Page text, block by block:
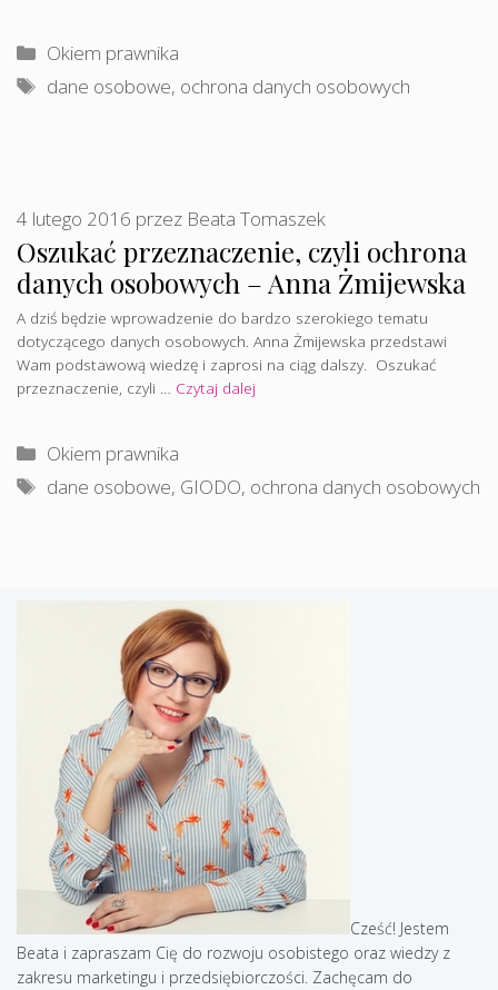
Kategorie
Okiem prawnika
Tagi
dane osobowe, ochrona danych osobowych
Oszukać przeznaczenie, czyli ochrona
danych osobowych – Anna Żmijewska
4 lutego 2016 przez Beata Tomaszek
A dziś będzie wprowadzenie do bardzo szerokiego tematu
dotyczącego danych osobowych. Anna Żmijewska przedstawi
Wam podstawową wiedzę i zaprosi na ciąg dalszy. Oszukać
przeznaczenie, czyli … Czytaj dalej
Kategorie
Okiem prawnika
Tagi
dane osobowe, GIODO, ochrona danych osobowych
Cześć! Jestem
Beata i zapraszam Cię do rozwoju osobistego oraz wiedzy z
zakresu marketingu i przedsiębiorczości. Zachęcam do